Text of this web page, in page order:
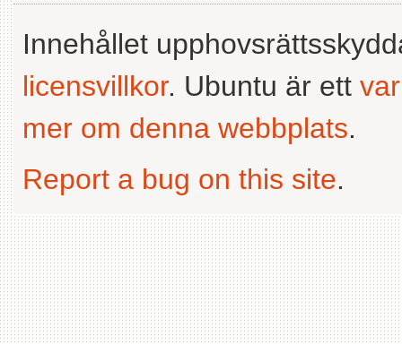
Innehållet
licensvillkor. Ubuntu är ett
mer om denna webbplats.
Report a bug on this site.